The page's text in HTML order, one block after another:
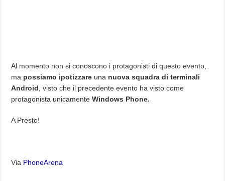
Al momento non si conoscono i protagonisti di questo evento,
ma possiamo ipotizzare una nuova squadra di terminali
Android , visto che il precedente evento ha visto come
protagonista unicamenteWindows Phone.
A Presto!
Via PhoneArena